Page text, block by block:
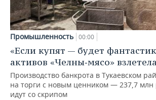
Промышленность 00:00
«Если купят — будет
активов «Челны‑мясо»
Производство банкрота в Тукаевском
на торги с новым ценником — 237,7 млн
идут со скрипом